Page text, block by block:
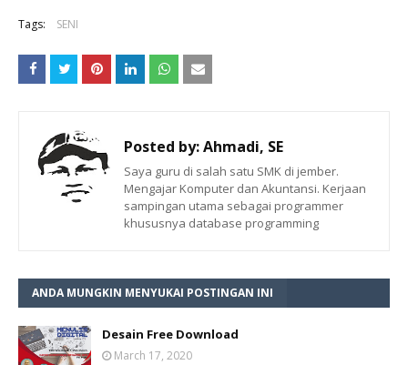
Tags: SENI
Posted by:Ahmadi, SE
Saya guru di salah satu SMK di jember.
Mengajar Komputer dan Akuntansi. Kerjaan
sampingan utama sebagai programmer
khususnya database programming
ANDA MUNGKIN MENYUKAI POSTINGAN INI
Desain Free Download
March 17, 2020